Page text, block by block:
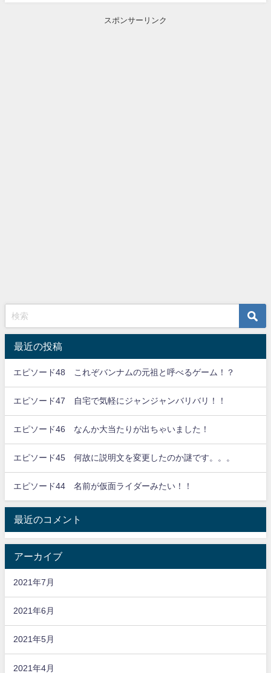
スポンサーリンク
最近の投稿
エピソード48 これぞバンナムの元祖と呼べるゲーム！？
エピソード47 自宅で気軽にジャンジャンバリバリ！！
エピソード46 なんか大当たりが出ちゃいました！
エピソード45 何故に説明文を変更したのか謎です。。。
エピソード44 名前が仮面ライダーみたい！！
最近のコメント
アーカイブ
2021年7月
2021年6月
2021年5月
2021年4月